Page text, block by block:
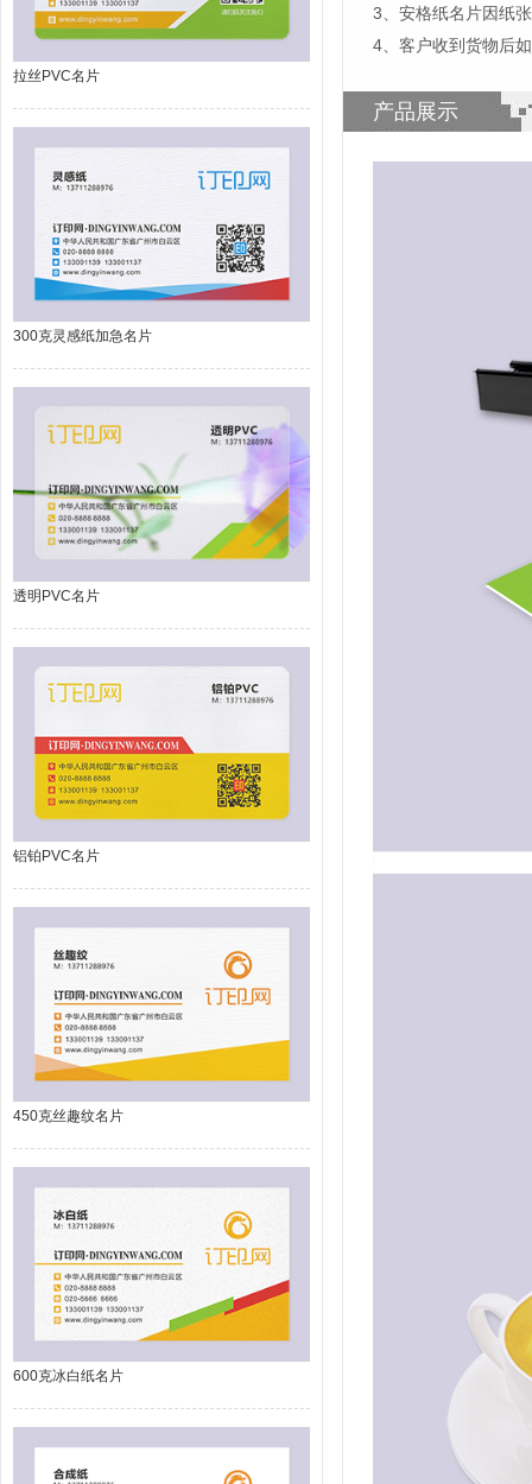
拉丝PVC名片
300克灵感纸加急名片
透明PVC名片
铝铂PVC名片
450克丝趣纹名片
600克冰白纸名片
3、安格纸名片因纸
4、客户收到货物后
产品展示